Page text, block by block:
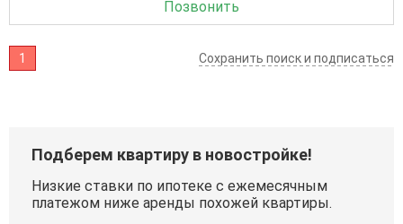
Позвонить
1 Сохранить поиск и подписаться
Подберем квартиру в новостройке!
Низкие ставки по ипотеке с ежемесячным
платежом ниже аренды похожей квартиры.